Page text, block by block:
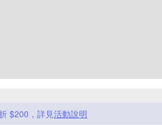
$200，詳見活動說明